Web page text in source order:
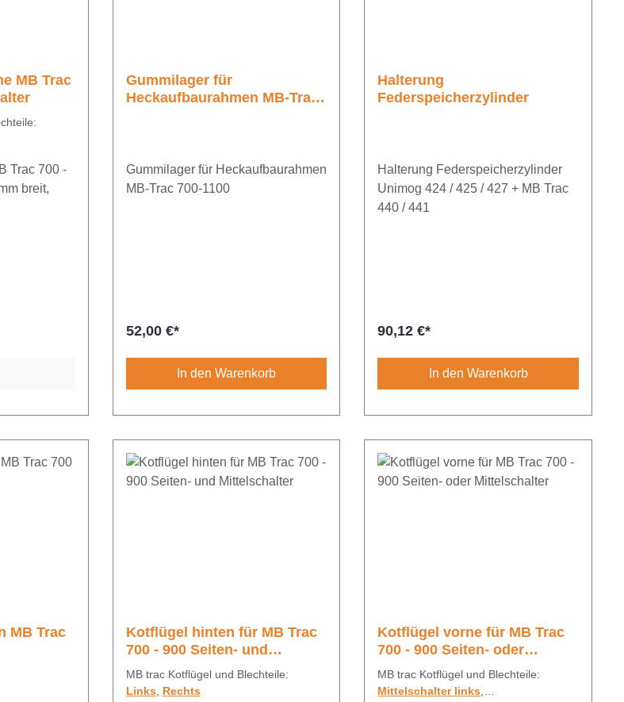
MB Trac
Trac 700 -
breit,
Gummilager für
Heckaufbaurahmen MB-Trac
Gummilager für Heckaufbaurahmen
MB-Trac 700-1100
Regulärer Preis:
52,00 €*
In den Warenkorb
Halterung
Federspeicherzylinder
Halterung Federspeicherzylinder
Unimog 424 / 425 / 427 + MB Trac
440 / 441
Regulärer Preis:
90,12 €*
In den Warenkorb
MB Trac
Kotflügel hinten für MB Trac
700 - 900 Seiten- und
Mittelschalter
MB trac Kotflügel und Blechteile:
Links, Rechts
Kotflügel vorne für MB Trac
700 - 900 Seiten- oder
Mittelschalter
MB trac Kotflügel und Blechteile:
Mittelschalter links,